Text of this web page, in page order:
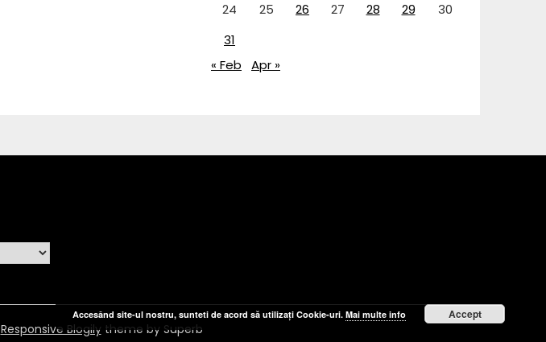
24
25 26 27 28 29
30
31
« Feb
Apr »
Responsive Blogily theme by Superb
Accesând site-ul nostru, sunteti de acord să utilizați Cookie-uri. Mai multe info Accept